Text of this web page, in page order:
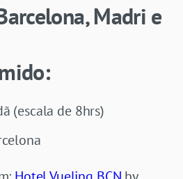
Madri e
(escala de 8hrs)